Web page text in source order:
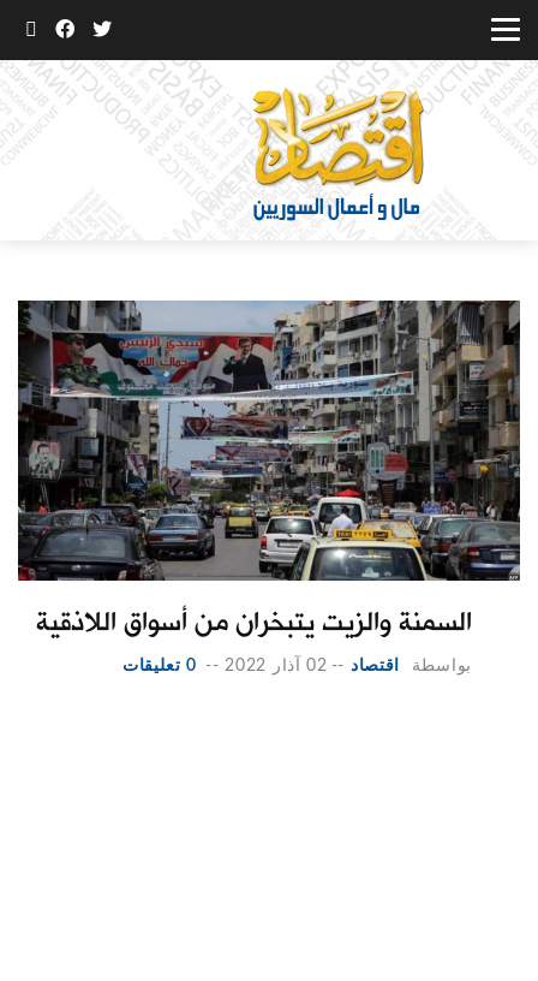
السمنة والزيت يتبخران من أسواق اللاذقية
بواسطة اقتصاد -- 02 آذار 2022 -- 0 تعليقات